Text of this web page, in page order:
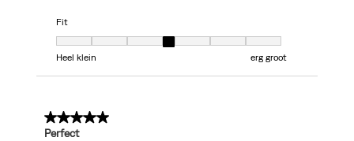
Fit
Fit, 4 van 7, waarbij 1 gelijk is aan Heel klein en 7 gelijk is aan erg groot
Heel klein
erg groot
5 van 5 sterren.
Perfect